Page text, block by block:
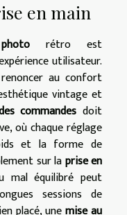
en main
rétro est
utilisateur.
au confort
vintage et
commandes doit
où chaque réglage
et la forme de
sur laprise en
mal équilibré peut
sessions de